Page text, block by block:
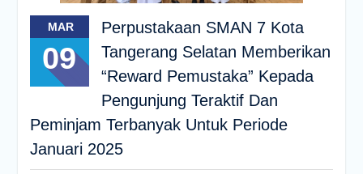
MAR
09
Perpustakaan SMAN 7 Kota
Tangerang Selatan Memberikan
“Reward Pemustaka” Kepada
Pengunjung Teraktif Dan
Peminjam Terbanyak Untuk Periode
Januari 2025